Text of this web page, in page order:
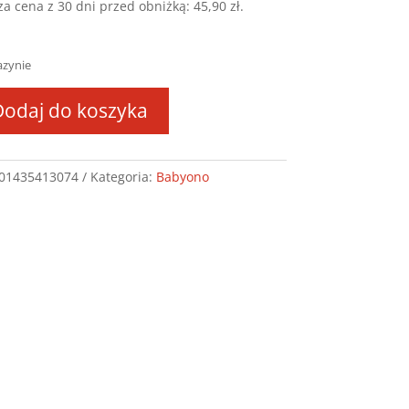
cena z 30 dni przed obniżką:45,90zł.
do koszyka
Kategoria: Babyono